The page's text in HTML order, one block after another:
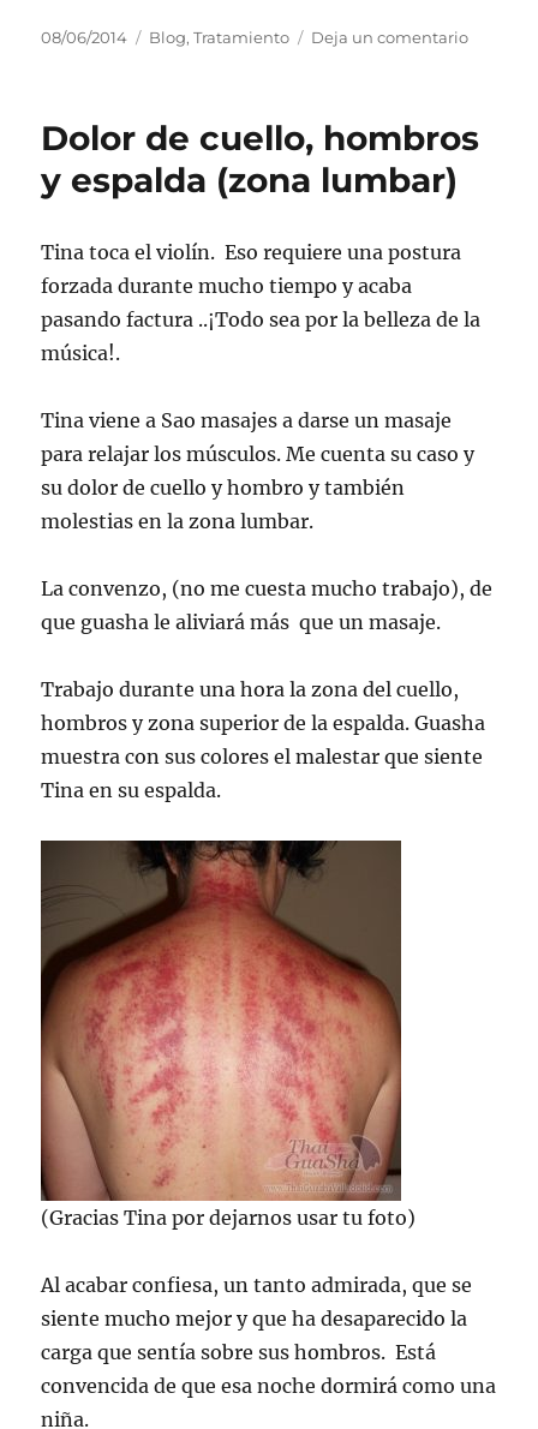
Publicado
08/06/2014 Categorías
Blog,Tratamiento Deja un comentarioen
Dolor de cuello, hombros
y espalda (zona lumbar)
Tina toca el violín. Eso requiere una postura
forzada durante mucho tiempo y acaba
pasando factura ..¡Todo sea por la belleza de la
música!.
Tina viene a Sao masajes a darse un masaje
para relajar los músculos. Me cuenta su caso y
su dolor de cuello y hombro y también
molestias en la zona lumbar.
La convenzo, (no me cuesta mucho trabajo), de
que guasha le aliviará más que un masaje.
Trabajo durante una hora la zona del cuello,
hombros y zona superior de la espalda. Guasha
muestra con sus colores el malestar que siente
Tina en su espalda.
(Gracias Tina por dejarnos usar tu foto)
Al acabar confiesa, un tanto admirada, que se
siente mucho mejor y que ha desaparecido la
carga que sentía sobre sus hombros. Está
convencida de que esa noche dormirá como una
niña.